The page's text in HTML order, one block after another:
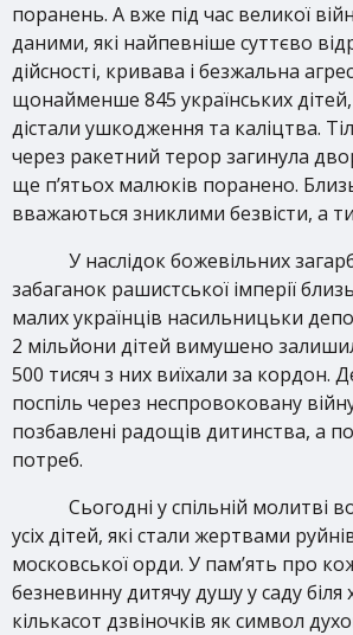
поранень. А вже під час великої
даними, які найпевніше суттєво
дійсності, кривава і безжальна
щонайменше 845 українських
дістали ушкодження та каліцтва.
через ракетний терор загинула
ще п’ятьох малюків поранено.
вважаються зниклими безвісти, а
У наслідок божевільних
забаганок рашистської імперії
малих українців насильницьки
2 мільйони дітей вимушено
500 тисяч з них виїхали за кордон.
поспіль через неспровоковану
позбавлені радощів дитинства, а
потреб.
Сьогодні у спільній молитві
усіх дітей, які стали жертвами
московської орди. У пам’ять про
безневинну дитячу душу у саду біля
кількасот дзвіночків як символ